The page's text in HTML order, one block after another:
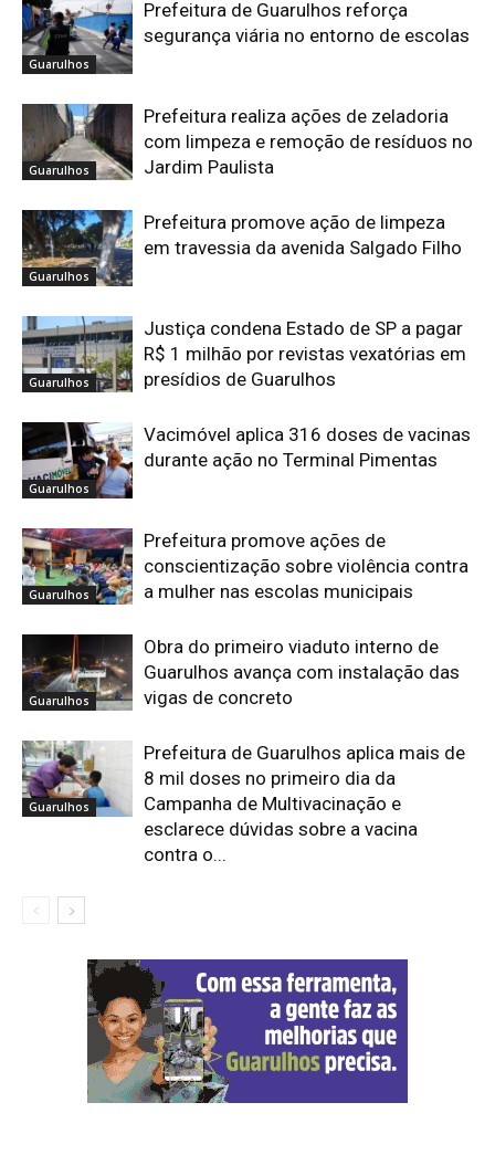
Guarulhos
Prefeitura de Guarulhos reforça
segurança viária no entorno de escolas
Guarulhos
Prefeitura realiza ações de zeladoria
com limpeza e remoção de resíduos no
Jardim Paulista
Guarulhos
Prefeitura promove ação de limpeza
em travessia da avenida Salgado Filho
Guarulhos
Justiça condena Estado de SP a pagar
R$ 1 milhão por revistas vexatórias em
presídios de Guarulhos
Guarulhos
Vacimóvel aplica 316 doses de vacinas
durante ação no Terminal Pimentas
Guarulhos
Prefeitura promove ações de
conscientização sobre violência contra
a mulher nas escolas municipais
Guarulhos
Obra do primeiro viaduto interno de
Guarulhos avança com instalação das
vigas de concreto
Guarulhos
Prefeitura de Guarulhos aplica mais de
8 mil doses no primeiro dia da
Campanha de Multivacinação e
esclarece dúvidas sobre a vacina
contra o...